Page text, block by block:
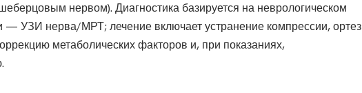
нервом). Диагностика базируется на неврологическом
УЗИ нерва/МРТ; лечение включает устранение компрессии, ортез
метаболических факторов и, при показаниях,